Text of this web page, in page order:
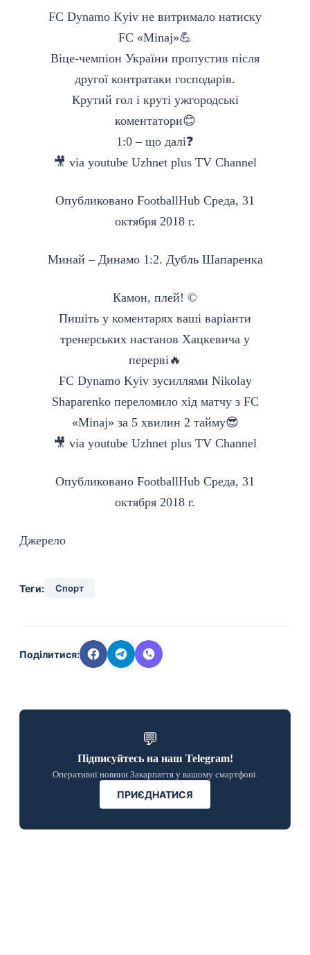
FC Dynamo Kyiv не витримало натиску
FC «Minaj»💪
Віце-чемпіон України пропустив після
другої контратаки господарів.
Крутий гол і круті ужгородські
коментатори😊
1:0 – що далі❓
🎥 via youtube Uzhnet plus TV Channel
Опубликовано FootballHub Cреда, 31
октября 2018 г.
Минай – Динамо 1:2. Дубль Шапаренка
Камон, плей! ©
Пишіть у коментарях ваші варіанти
тренерських настанов Хацкевича у
перерві🔥
FC Dynamo Kyiv зусиллями Nikolay
Shaparenko переломило хід матчу з FC
«Minaj» за 5 хвилин 2 тайму😎
🎥 via youtube Uzhnet plus TV Channel
Опубликовано FootballHub Cреда, 31
октября 2018 г.
Джерело
Теги: Спорт
Поділитися:
💬
Підписуйтесь на наш Telegram!
Оперативні новини Закарпаття у вашому смартфоні.
ПРИЄДНАТИСЯ